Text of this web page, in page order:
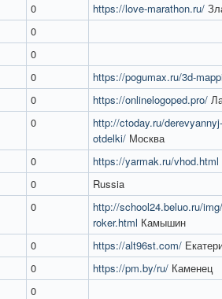
0 https://love-marathon.ru/
0
0
0
https://pogumax.ru/3d-
0 https://onlinelogoped.pro/
0
http://ctoday.ru/
otdelki/ Москва
0 https://yarmak.ru/vhod.html
0
Russia
0
http://school24.beluo.ru/
roker.html Камышин
0 https://alt96st.com/
0 https://pm.by/ru/ Каменец
0